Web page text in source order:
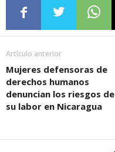
Artículo anterior
Mujeres defensoras de
derechos humanos
denuncian los riesgos de
su labor en Nicaragua